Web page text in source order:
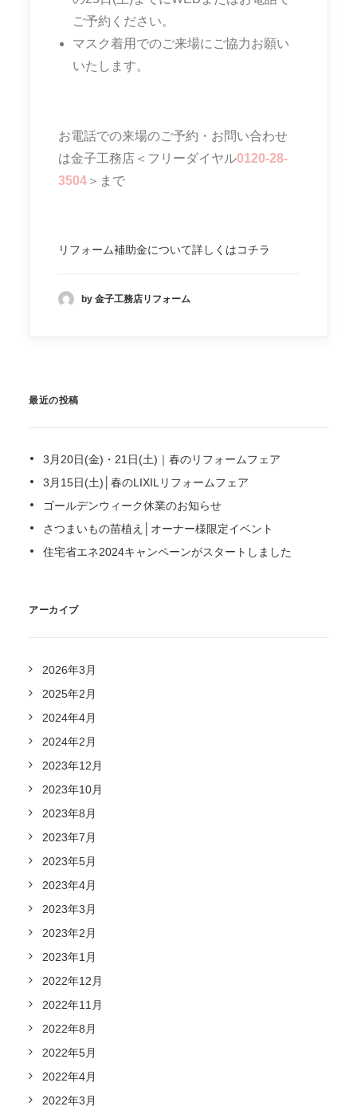
ご予約ください。
マスク着用でのご来場にご協力お願い
いたします。
お電話での来場のご予約・お問い合わせ
は金子工務店＜フリーダイヤル0120-28-
3504 ＞まで
リフォーム補助金について詳しくはコチラ
by 金子工務店リフォーム
最近の投稿
3月20日(金)・21日(土)｜春のリフォームフェア
3月15日(土)│春のLIXILリフォームフェア
ゴールデンウィーク休業のお知らせ
さつまいもの苗植え│オーナー様限定イベント
住宅省エネ2024キャンペーンがスタートしました
アーカイブ
2026年3月
2025年2月
2024年4月
2024年2月
2023年12月
2023年10月
2023年8月
2023年7月
2023年5月
2023年4月
2023年3月
2023年2月
2023年1月
2022年12月
2022年11月
2022年8月
2022年5月
2022年4月
2022年3月